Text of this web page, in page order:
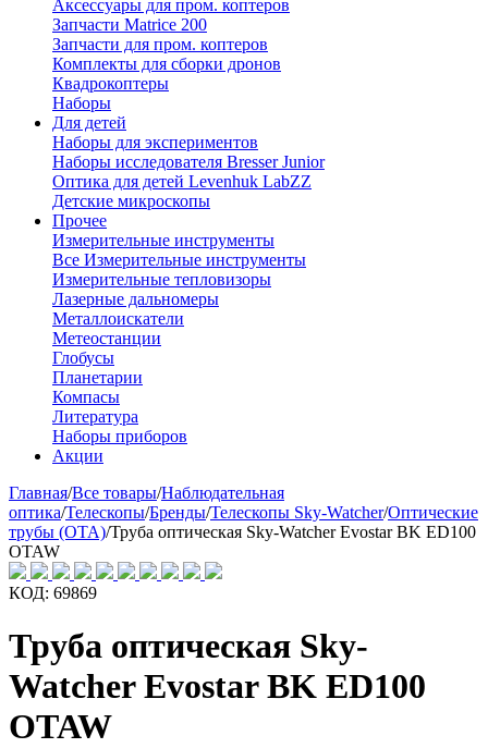
Аксессуары для пром. коптеров
Запчасти Matrice 200
Запчасти для пром. коптеров
Комплекты для сборки дронов
Квадрокоптеры
Наборы
Для детей
Наборы для экспериментов
Наборы исследователя Bresser Junior
Оптика для детей Levenhuk LabZZ
Детские микроскопы
Прочее
Измерительные инструменты
Все Измерительные инструменты
Измерительные тепловизоры
Лазерные дальномеры
Металлоискатели
Метеостанции
Глобусы
Планетарии
Компасы
Литература
Наборы приборов
Акции
Главная/Все товары/Наблюдательная
оптика/Телескопы/Бренды/Телескопы Sky-Watcher/Оптические
трубы (OTA)/Труба оптическая Sky-Watcher Evostar BK ED100
OTAW
КОД: 69869
Труба оптическая Sky-
Watcher Evostar BK ED100
OTAW